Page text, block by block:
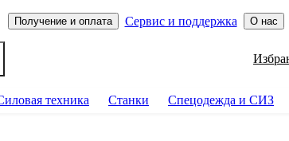
Получение и оплата Сервис и поддержка О нас
техника Станки Спецодежда и СИЗ